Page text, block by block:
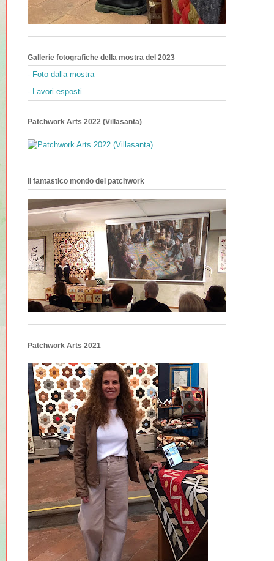
Gallerie fotografiche della mostra del 2023
- Foto dalla mostra
- Lavori esposti
Patchwork Arts 2022 (Villasanta)
Il fantastico mondo del patchwork
Patchwork Arts 2021